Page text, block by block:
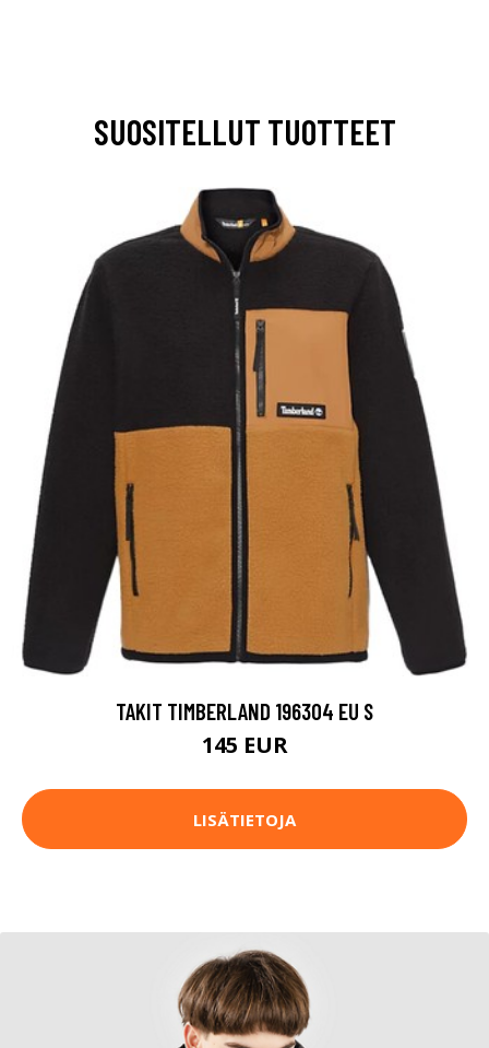
SUOSITELLUT TUOTTEET
TAKIT TIMBERLAND 196304 EU S
145 EUR
LISÄTIETOJA